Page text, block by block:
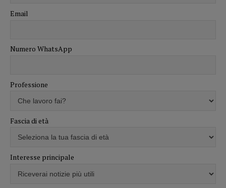
Email
Numero WhatsApp
Professione
Fascia di età
Interesse principale